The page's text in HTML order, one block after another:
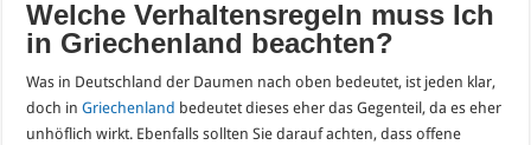
Welche Verhaltensregeln muss Ich
in Griechenland beachten?
Was in Deutschland der Daumen nach oben bedeutet, ist jeden klar,
doch inGriechenland bedeutet dieses eher das Gegenteil, da es eher
unhöflich wirkt. Ebenfalls sollten Sie darauf achten, dass offene